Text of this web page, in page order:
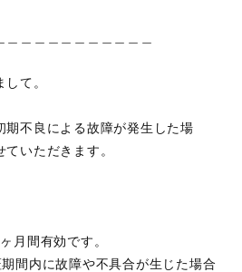
て。
期不良による故障が発生した場
いただきます。
月間有効です。
間内に故障や不具合が生じた場合